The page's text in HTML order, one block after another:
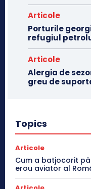
Articole
Porturile
refugiul
Articole
Alergia de
greu de
Topics
Articole
Cum a batjocorit
erou aviator al